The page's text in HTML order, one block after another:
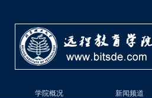
学院概况 新闻频道